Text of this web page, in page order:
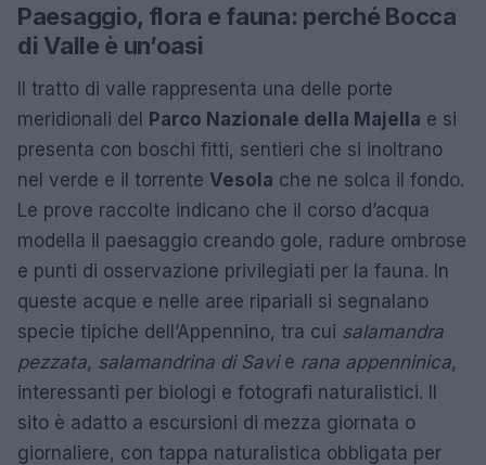
Paesaggio, flora e fauna: perché Bocca
di Valle è un’oasi
Il tratto di valle rappresenta una delle porte
meridionali del Parco Nazionale della Majella e si
presenta con boschi fitti, sentieri che si inoltrano
nel verde e il torrente Vesola che ne solca il fondo.
Le prove raccolte indicano che il corso d’acqua
modella il paesaggio creando gole, radure ombrose
e punti di osservazione privilegiati per la fauna. In
queste acque e nelle aree ripariali si segnalano
specie tipiche dell’Appennino, tra cui salamandra
pezzata, salamandrina di Savie rana appenninica,
interessanti per biologi e fotografi naturalistici. Il
sito è adatto a escursioni di mezza giornata o
giornaliere, con tappa naturalistica obbligata per